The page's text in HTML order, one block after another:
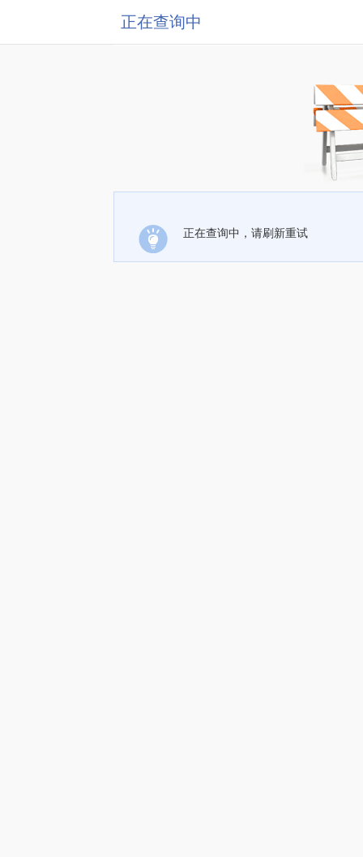
正在查询中
正在查询中，请刷新重试